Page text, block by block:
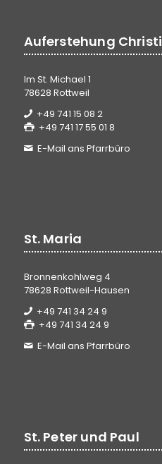
Auferstehung Christi
Im St. Michael 1
78628 Rottweil
+49 741 15 08 2
+49 741 17 55 01 8
E-Mail ans Pfarrbüro
St. Maria
Bronnenkohlweg 4
78628 Rottweil-Hausen
+49 741 34 24 9
+49 741 34 24 9
E-Mail ans Pfarrbüro
St. Peter und Paul